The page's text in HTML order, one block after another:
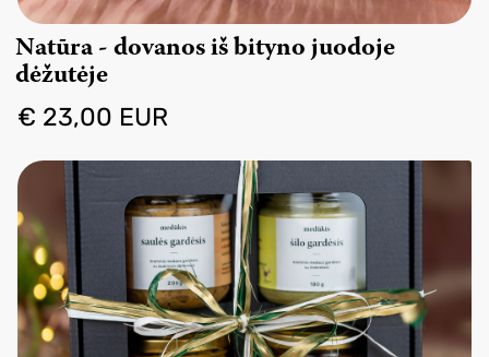
Natūra - dovanos iš bityno juodoje
dėžutėje
€ 23,00 EUR